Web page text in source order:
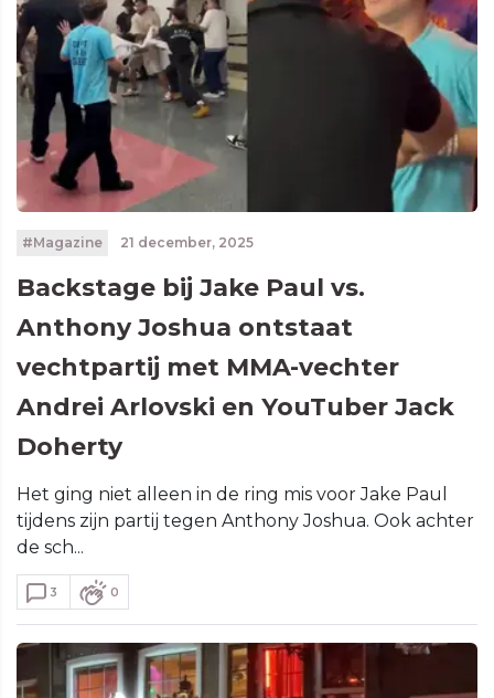
#Magazine 21 december, 2025
Backstage bij Jake Paul vs.
Anthony Joshua ontstaat
vechtpartij met MMA-vechter
Andrei Arlovski en YouTuber Jack
Doherty
Het ging niet alleen in de ring mis voor Jake Paul
tijdens zijn partij tegen Anthony Joshua. Ook achter
de sch...
3 0